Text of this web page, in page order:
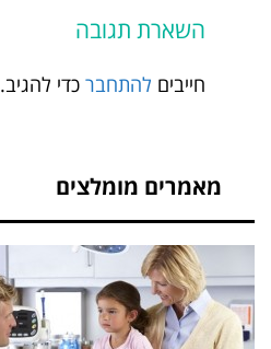
השארת תגובה
חייבים להתחבר כדי להגיב.
מאמרים מומלצים